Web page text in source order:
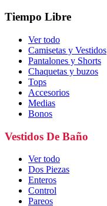
Tiempo Libre
Ver todo
Camisetas y Vestidos
Pantalones y Shorts
Chaquetas y buzos
Tops
Accesorios
Medias
Bonos
Vestidos De Baño
Ver todo
Dos Piezas
Enteros
Control
Pareos